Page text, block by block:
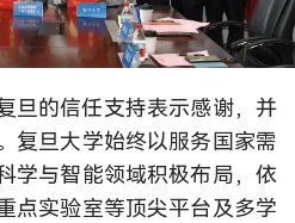
旦的信任支持表示感谢，并
复旦大学始终以服务国家需
学与智能领域积极布局，依
点实验室等顶尖平台及多学